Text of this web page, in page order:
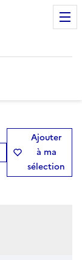
Ajouter
à ma
sélection